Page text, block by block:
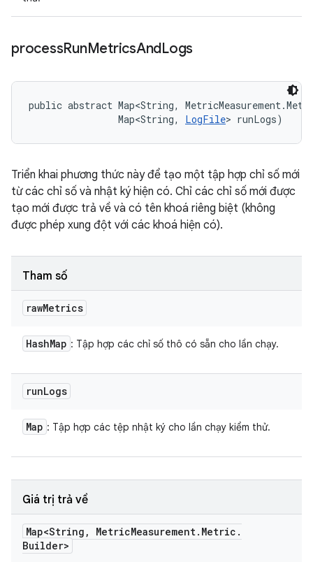
processRunMetricsAndLogs
public abstract Map<String,
                Map<String,
LogFile> runLogs)
Triển khai phương thức này để tạo một tập hợp chỉ số mới
từ các chỉ số và nhật ký hiện có. Chỉ các chỉ số mới được
tạo mới được trả về và có tên khoá riêng biệt (không
được phép xung đột với các khoá hiện có).
Tham số
rawMetrics
HashMap : Tập hợp các chỉ số thô có sẵn cho lần chạy.
runLogs
Map : Tập hợp các tệp nhật ký cho lần chạy kiểm thử.
Giá trị trả về
Map<String , MetricMeasurement. Metric .
Builder>